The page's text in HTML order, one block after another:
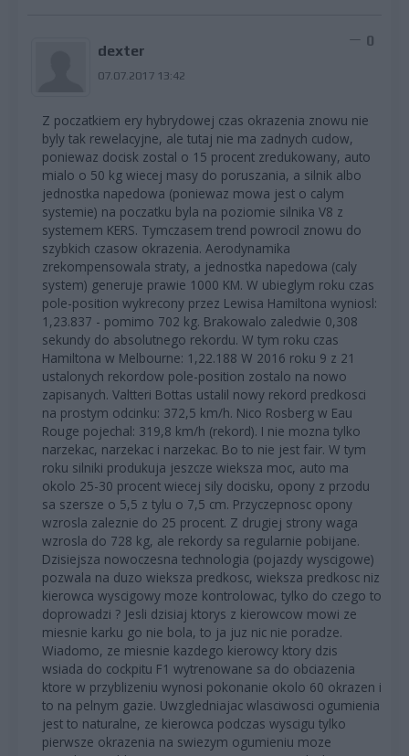
dexter
07.07.2017 13:42
0
Z poczatkiem ery hybrydowej czas okrazenia znowu nie
byly tak rewelacyjne, ale tutaj nie ma zadnych cudow,
poniewaz docisk zostal o 15 procent zredukowany, auto
mialo o 50 kg wiecej masy do poruszania, a silnik albo
jednostka napedowa (poniewaz mowa jest o calym
systemie) na poczatku byla na poziomie silnika V8 z
systemem KERS. Tymczasem trend powrocil znowu do
szybkich czasow okrazenia. Aerodynamika
zrekompensowala straty, a jednostka napedowa (caly
system) generuje prawie 1000 KM. W ubieglym roku czas
pole-position wykrecony przez Lewisa Hamiltona wyniosl:
1,23.837 - pomimo 702 kg. Brakowalo zaledwie 0,308
sekundy do absolutnego rekordu. W tym roku czas
Hamiltona w Melbourne: 1,22.188 W 2016 roku 9 z 21
ustalonych rekordow pole-position zostalo na nowo
zapisanych. Valtteri Bottas ustalil nowy rekord predkosci
na prostym odcinku: 372,5 km/h. Nico Rosberg w Eau
Rouge pojechal: 319,8 km/h (rekord). I nie mozna tylko
narzekac, narzekac i narzekac. Bo to nie jest fair. W tym
roku silniki produkuja jeszcze wieksza moc, auto ma
okolo 25-30 procent wiecej sily docisku, opony z przodu
sa szersze o 5,5 z tylu o 7,5 cm. Przyczepnosc opony
wzrosla zaleznie do 25 procent. Z drugiej strony waga
wzrosla do 728 kg, ale rekordy sa regularnie pobijane.
Dzisiejsza nowoczesna technologia (pojazdy wyscigowe)
pozwala na duzo wieksza predkosc, wieksza predkosc niz
kierowca wyscigowy moze kontrolowac, tylko do czego to
doprowadzi ? Jesli dzisiaj ktorys z kierowcow mowi ze
miesnie karku go nie bola, to ja juz nic nie poradze.
Wiadomo, ze miesnie kazdego kierowcy ktory dzis
wsiada do cockpitu F1 wytrenowane sa do obciazenia
ktore w przyblizeniu wynosi pokonanie okolo 60 okrazen i
to na pelnym gazie. Uwzgledniajac wlasciwosci ogumienia
jest to naturalne, ze kierowca podczas wyscigu tylko
pierwsze okrazenia na swiezym ogumieniu moze